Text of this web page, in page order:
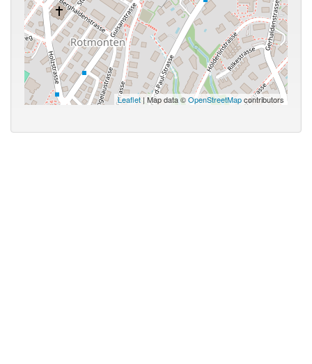
Leaflet | Map data ©OpenStreetMapcontributors